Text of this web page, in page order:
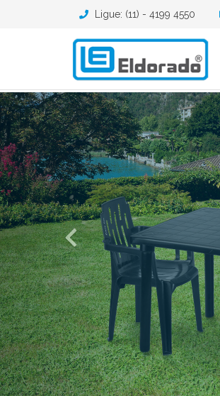
Ligue: (11) - 4199 4550
Previous